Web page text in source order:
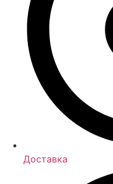
Доставка